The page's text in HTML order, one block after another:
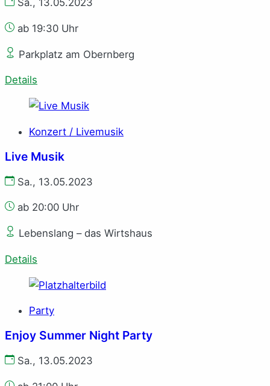
ab 19:30 Uhr
Parkplatz am Obernberg
Details
Konzert / Livemusik
Live Musik
Sa., 13.05.2023
ab 20:00 Uhr
Lebenslang – das Wirtshaus
Details
Party
Enjoy Summer Night Party
Sa., 13.05.2023